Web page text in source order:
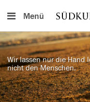
Menü
Wir lassen nur die Hand
nicht den Menschen.